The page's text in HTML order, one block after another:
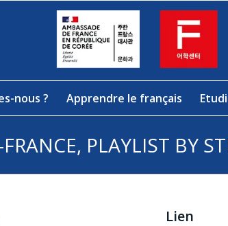
nous ? Apprendre le français
PLAYLIST BY
Lien